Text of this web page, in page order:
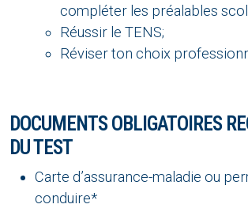
compléter les préalables
Réussir le TENS;
Réviser ton choix
DOCUMENTS OBLIGATOIRES
DU TEST
Carte d’assurance-maladie ou
conduire*